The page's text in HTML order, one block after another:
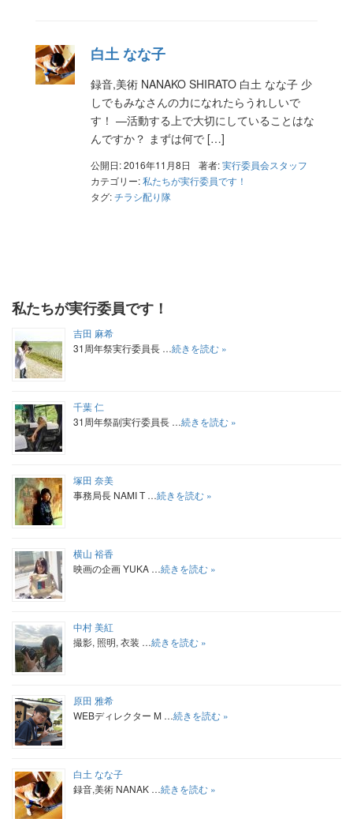
白土 なな子
録音,美術 NANAKO SHIRATO 白土 なな子 少
しでもみなさんの力になれたらうれしいで
す！ —活動する上で大切にしていることはな
んですか？ まずは何で […]
公開日: 2016年11月8日 著者:実行委員会スタッフ
カテゴリー:私たちが実行委員です！
タグ:チラシ配り隊
私たちが実行委員です！
吉田 麻希
31周年祭実行委員長 …続きを読む »
千葉 仁
31周年祭副実行委員長 …続きを読む »
塚田 奈美
事務局長 NAMI T …続きを読む »
横山 裕香
映画の企画 YUKA …続きを読む »
中村 美紅
撮影, 照明, 衣装 …続きを読む »
原田 雅希
WEBディレクター M …続きを読む »
白土 なな子
録音,美術 NANAK …続きを読む »